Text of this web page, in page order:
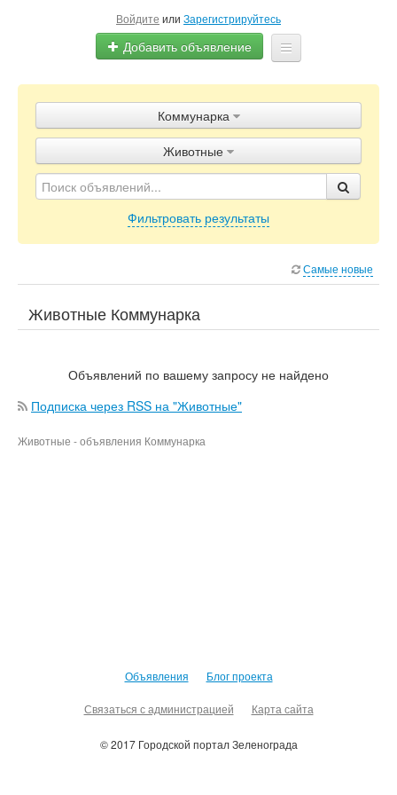
Войдите или Зарегистрируйтесь
Добавить объявление
Объявления
Блог
Коммунарка
Животные
Фильтровать результаты
Самые новые
Животные Коммунарка
Объявлений по вашему запросу не найдено
Подписка через RSS на "Животные"
Животные - объявления Коммунарка
Объявления Блог проекта
Связаться с администрацией Карта сайта
© 2017 Городской портал Зеленограда